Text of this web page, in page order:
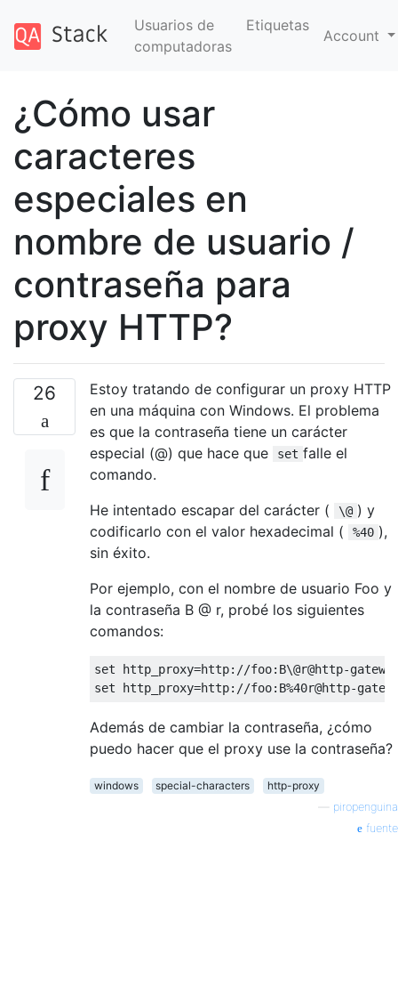
Usuarios de
computadoras
Etiquetas
Account
¿Cómo usar
caracteres
especiales en
nombre de usuario /
contraseña para
proxy HTTP?
26
Estoy tratando de configurar un proxy HTTP
en una máquina con Windows. El problema
es que la contraseña tiene un carácter
especial (@) que hace que
set falle el
comando.
He intentado escapar del carácter (
\@ ) y
codificarlo con el valor hexadecimal (
%40 ),
sin éxito.
Por ejemplo, con el nombre de usuario Foo y
la contraseña B @ r, probé los siguientes
comandos:
set http_proxy=http://foo:B\@r@http-
Además de cambiar la contraseña, ¿cómo
puedo hacer que el proxy use la contraseña?
windows special-characters
http-proxy
piropenguina
fuente